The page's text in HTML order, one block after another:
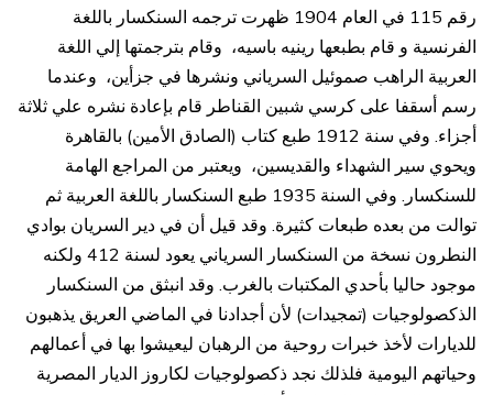
رقم 115 في العام 1904 ظهرت ترجمه السنكسار باللغة
الفرنسية و قام بطبعها رينيه باسيه، وقام بترجمتها إلي اللغة
العربية الراهب صموئيل السرياني ونشرها في جزأين، وعندما
رسم أسقفا على كرسي شبين القناطر قام بإعادة نشره علي ثلاثة
أجزاء. وفي سنة 1912 طبع كتاب (الصادق الأمين) بالقاهرة
ويحوي سير الشهداء والقديسين، ويعتبر من المراجع الهامة
للسنكسار. وفي السنة 1935 طبع السنكسار باللغة العربية ثم
توالت من بعده طبعات كثيرة. وقد قيل أن في دير السريان بوادي
النطرون نسخة من السنكسار السرياني يعود لسنة 412 ولكنه
موجود حاليا بأحدي المكتبات بالغرب. وقد انبثق من السنكسار
الذكصولوجيات (تمجيدات) لأن أجدادنا في الماضي العريق يذهبون
للديارات لأخذ خبرات روحية من الرهبان ليعيشوا بها في أعمالهم
وحياتهم اليومية فلذلك نجد ذكصولوجيات لكاروز الديار المصرية